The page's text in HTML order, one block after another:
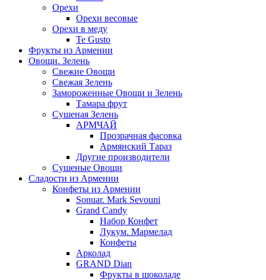
Орехи
Орехи весовые
Орехи в меду
Te Gusto
Фрукты из Армении
Овощи. Зелень
Свежие Овощи
Свежая Зелень
Замороженные Овощи и Зелень
Тамара фрут
Сушеная Зелень
АРМЧАЙ
Прозрачная фасовка
Армянский Тараз
Другие производители
Сушеные Овощи
Сладости из Армении
Конфеты из Армении
Sonuar. Mark Sevouni
Grand Candy
Набор Конфет
Лукум. Мармелад
Конфеты
Арколад
GRAND Dian
Фрукты в шоколаде